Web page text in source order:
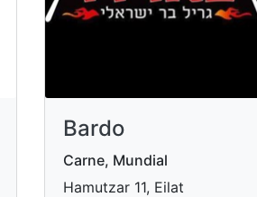
Bardo
Carne, Mundial
Hamutzar 11, Eilat